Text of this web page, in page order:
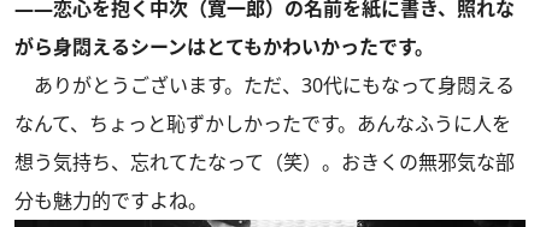
――恋心を抱く中次（寛一郎）の名前を紙に書き、照れな
がら身悶えるシーンはとてもかわいかったです。
ありがとうございます。ただ、30代にもなって身悶える
なんて、ちょっと恥ずかしかったです。あんなふうに人を
想う気持ち、忘れてたなって（笑）。おきくの無邪気な部
分も魅力的ですよね。